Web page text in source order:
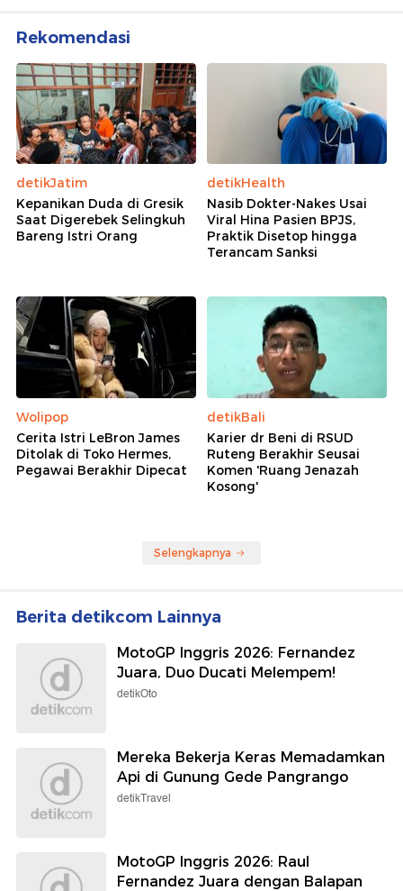
Rekomendasi
detikJatim
Kepanikan Duda di Gresik
Saat Digerebek Selingkuh
Bareng Istri Orang
detikHealth
Nasib Dokter-Nakes Usai
Viral Hina Pasien BPJS,
Praktik Disetop hingga
Terancam Sanksi
Wolipop
Cerita Istri LeBron James
Ditolak di Toko Hermes,
Pegawai Berakhir Dipecat
detikBali
Karier dr Beni di RSUD
Ruteng Berakhir Seusai
Komen 'Ruang Jenazah
Kosong'
Selengkapnya
Berita detikcom Lainnya
MotoGP Inggris 2026: Fernandez
Juara, Duo Ducati Melempem!
detikOto
Mereka Bekerja Keras Memadamkan
Api di Gunung Gede Pangrango
detikTravel
MotoGP Inggris 2026: Raul
Fernandez Juara dengan Balapan